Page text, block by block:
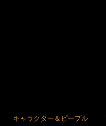
キャラクター＆ピープル